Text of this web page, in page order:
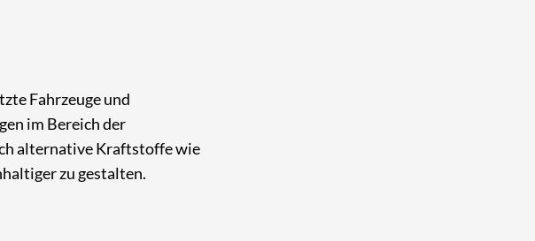
Fahrzeuge und
im Bereich der
alternative Kraftstoffe wie
zu gestalten.